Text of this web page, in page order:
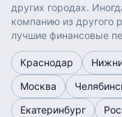
других городах.
компанию из другого
лучшие финансовые
Краснодар
Москва
Екатеринбург